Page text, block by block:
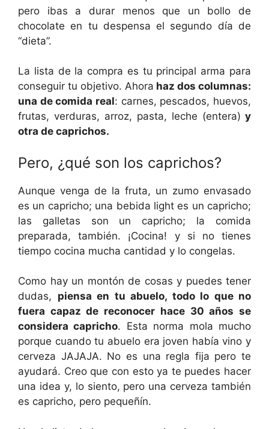
pero ibas a durar menos que un bollo de
chocolate en tu despensa el segundo día de
“dieta”.
La lista de la compra es tu principal arma para
conseguir tu objetivo. Ahora haz dos columnas:
una de comida real: carnes, pescados, huevos,
frutas, verduras, arroz, pasta, leche (entera) y
otra de caprichos.
Pero, ¿qué son los caprichos?
Aunque venga de la fruta, un zumo envasado
es un capricho; una bebida light es un capricho;
las galletas son un capricho; la comida
preparada, también. ¡Cocina! y si no tienes
tiempo cocina mucha cantidad y lo congelas.
Como hay un montón de cosas y puedes tener
dudas, piensa en tu abuelo, todo lo que no
fuera capaz de reconocer hace 30 años se
considera capricho. Esta norma mola mucho
porque cuando tu abuelo era joven había vino y
cerveza JAJAJA. No es una regla fija pero te
ayudará. Creo que con esto ya te puedes hacer
una idea y, lo siento, pero una cerveza también
es capricho, pero pequeñín.